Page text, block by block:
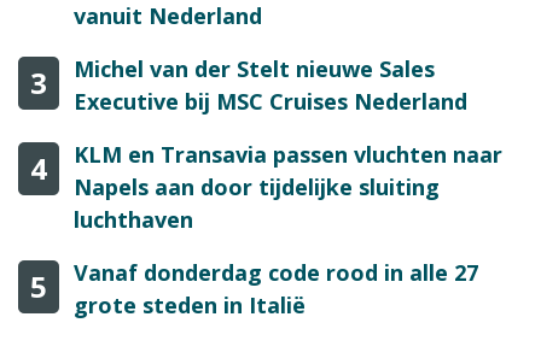
vanuit Nederland
3
Michel van der Stelt nieuwe Sales
Executive bij MSC Cruises Nederland
4
KLM en Transavia passen vluchten naar
Napels aan door tijdelijke sluiting
luchthaven
5
Vanaf donderdag code rood in alle 27
grote steden in Italië